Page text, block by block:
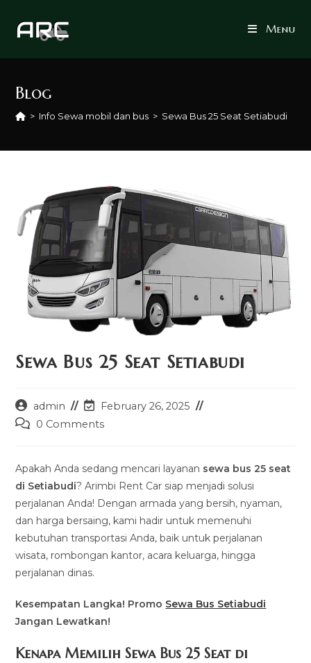
Menu
Blog
> Info Sewa mobil dan bus > Sewa Bus 25 Seat Setiabudi
Sewa Bus 25 Seat Setiabudi
Post
author:
admin
Post
last
February 26, 2025
Post0 Comments
Apakah Anda sedang mencari layanan sewa bus 25 seat
di Setiabudi? Arimbi Rent Car siap menjadi solusi
perjalanan Anda! Dengan armada yang bersih, nyaman,
dan harga bersaing, kami hadir untuk memenuhi
kebutuhan transportasi Anda, baik untuk perjalanan
wisata, rombongan kantor, acara keluarga, hingga
perjalanan dinas.
Kesempatan Langka! Promo Sewa Bus Setiabudi
Jangan Lewatkan!
Kenapa Memilih Sewa Bus 25 Seat di